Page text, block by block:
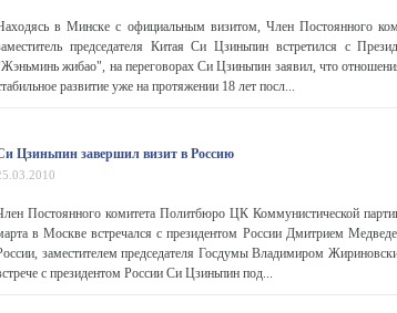
в Минске с официальным визитом, Член Постоянного
председателя Китая Си Цзиньпин встретился с
жибао", на переговорах Си Цзиньпин заявил, что
развитие уже на протяжении 18 лет посл...
Цзиньпин завершил визит в Россию
Постоянного комитета Политбюро ЦК Коммунистической
в Москве встречался с президентом России Дмитрием
заместителем председателя Госдумы Владимиром
с президентом России Си Цзиньпин под...